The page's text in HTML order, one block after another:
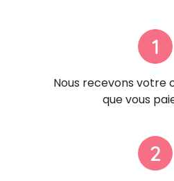
1
Nous recevons votre
que vous
2